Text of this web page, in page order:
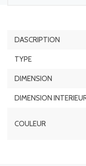
DASCRIPTION
TYPE
DIMENSION
DIMENSION
COULEUR